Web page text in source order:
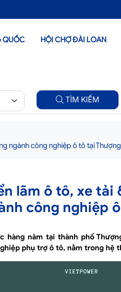
QUỐC HỘI CHỢ ĐÀI LOAN
TÌM KIẾM
ngành công nghiệp ô tô tại
lãm ô tô, xe tải
công nghiệp
hàng năm tại thành phố
phụ trợ ô tô, nằm trong hệ